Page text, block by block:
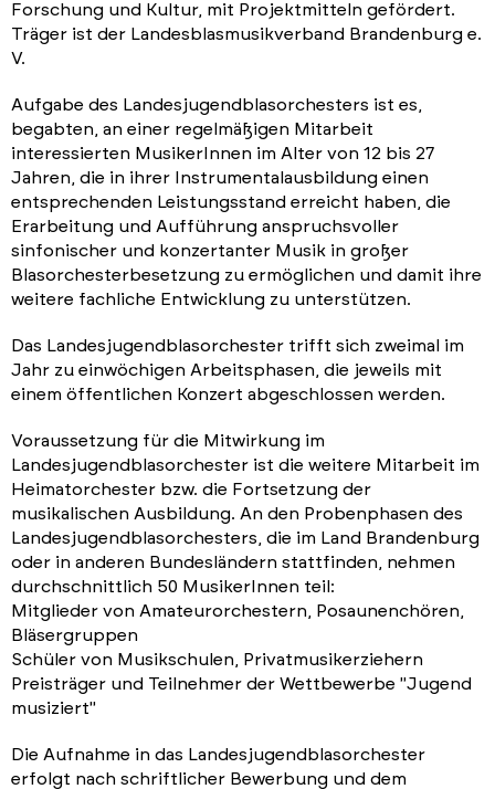
Forschung und Kultur, mit Projektmitteln gefördert.
Träger ist der Landesblasmusikverband Brandenburg e.
V.
Aufgabe des Landesjugendblasorchesters ist es,
begabten, an einer regelmäßigen Mitarbeit
interessierten MusikerInnen im Alter von 12 bis 27
Jahren, die in ihrer Instrumentalausbildung einen
entsprechenden Leistungsstand erreicht haben, die
Erarbeitung und Aufführung anspruchsvoller
sinfonischer und konzertanter Musik in großer
Blasorchesterbesetzung zu ermöglichen und damit ihre
weitere fachliche Entwicklung zu unterstützen.
Das Landesjugendblasorchester trifft sich zweimal im
Jahr zu einwöchigen Arbeitsphasen, die jeweils mit
einem öffentlichen Konzert abgeschlossen werden.
Voraussetzung für die Mitwirkung im
Landesjugendblasorchester ist die weitere Mitarbeit im
Heimatorchester bzw. die Fortsetzung der
musikalischen Ausbildung. An den Probenphasen des
Landesjugendblasorchesters, die im Land Brandenburg
oder in anderen Bundesländern stattfinden, nehmen
durchschnittlich 50 MusikerInnen teil:
Mitglieder von Amateurorchestern, Posaunenchören,
Bläsergruppen
Schüler von Musikschulen, Privatmusikerziehern
Preisträger und Teilnehmer der Wettbewerbe "Jugend
musiziert"
Die Aufnahme in das Landesjugendblasorchester
erfolgt nach schriftlicher Bewerbung und dem